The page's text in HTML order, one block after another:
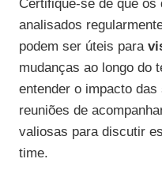
Certifique-se de que
analisados
podem ser úteis para
mudanças ao longo do
entender o impacto
reuniões de
valiosas para discutir
time.